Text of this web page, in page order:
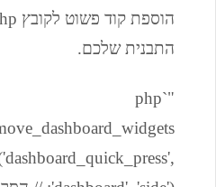
התבנית שלכם.
"`php
{